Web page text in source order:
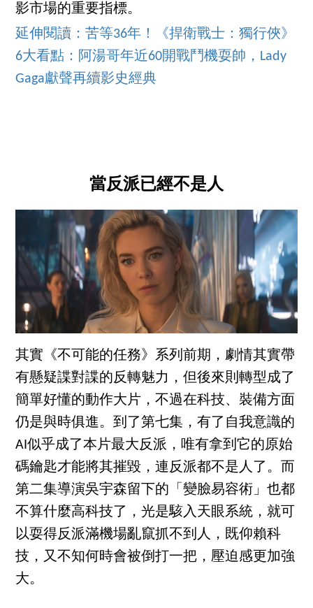
影市場的重要指標。
延伸閱讀：苦等36年！《捍衛戰士：獨行俠》
6大看點：阿湯哥年近60開戰鬥機耍帥，Lady
Gaga獻聲再續影史經典
當反派已經不是人
其實《不可能的任務》系列前期，劇情其實帶
有懸疑諜對諜的反轉魅力，但後來則轉型成了
簡單好懂的動作大片，不過在科技、裝備方面
仍是與時俱進。到了第七集，有了自我意識的
AI似乎成了本片最大反派，唯有拿到它的原始
碼鑰匙才能將其摧毀，連反派都不是人了。而
第二集導演吳宇森留下的「變臉易容術」也都
不算什麼高科技了，光是駭入天眼系統，就可
以耍得反派滿機場亂竄抓不到人，既仰賴科
技，又不知何時會被倒打一把，壓迫感更加強
大。